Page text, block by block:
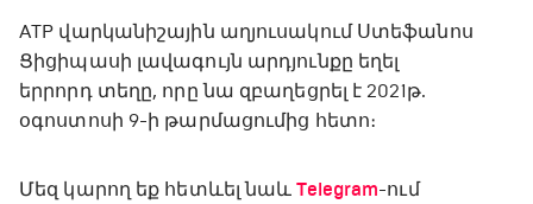
ATP վարկանիշային աղյուսակում Ստեֆանոս
Ցիցիպասի լավագույն արդյունքը եղել
երրորդ տեղը, որը նա զբաղեցրել է 2021թ.
օգոստոսի 9-ի թարմացումից հետո։
Մեզ կարող եք հետևել նաև Telegram-ում